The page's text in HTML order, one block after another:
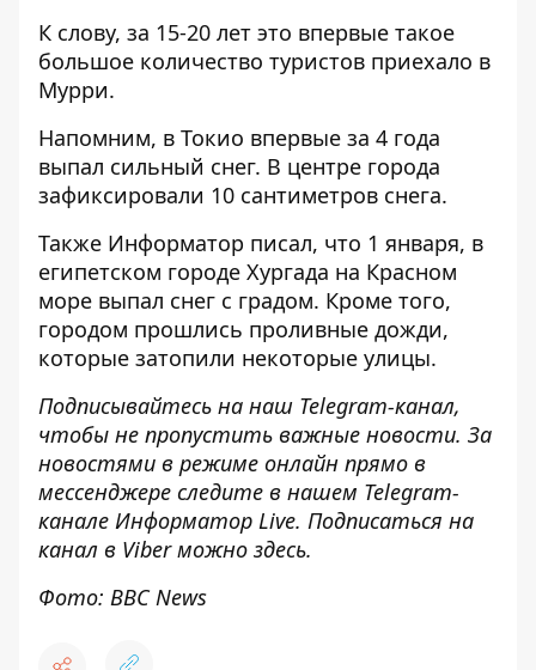
К слову, за 15-20 лет это впервые такое
большое количество туристов приехало в
Мурри.
Напомним, в Токио впервые за 4 года
выпал сильный снег. В центре города
зафиксировали 10 сантиметров снега.
Также Информатор писал, что 1 января, в
египетском городе Хургада на Красном
море выпал снег с градом. Кроме того,
городом прошлись проливные дожди,
которые затопили некоторые улицы.
Подписывайтесь на наш Telegram-канал,
чтобы не пропустить важные новости. За
новостями в режиме онлайн прямо в
мессенджере следите в нашем Telegram-
канале Информатор Live. Подписаться на
канал в Viber можно здесь.
Фото: BBC News